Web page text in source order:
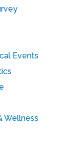
Events
Wellness